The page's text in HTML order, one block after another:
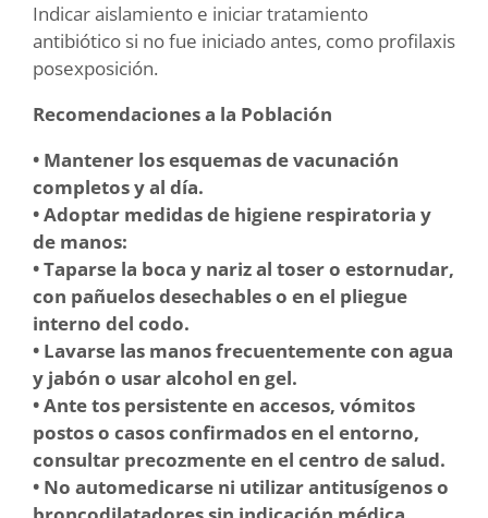
Indicar aislamiento e iniciar tratamiento
antibiótico si no fue iniciado antes, como profilaxis
posexposición.
Recomendaciones a la Población
• Mantener los esquemas de vacunación
completos y al día.
• Adoptar medidas de higiene respiratoria y
de manos:
• Taparse la boca y nariz al toser o estornudar,
con pañuelos desechables o en el pliegue
interno del codo.
• Lavarse las manos frecuentemente con agua
y jabón o usar alcohol en gel.
• Ante tos persistente en accesos, vómitos
postos o casos confirmados en el entorno,
consultar precozmente en el centro de salud.
• No automedicarse ni utilizar antitusígenos o